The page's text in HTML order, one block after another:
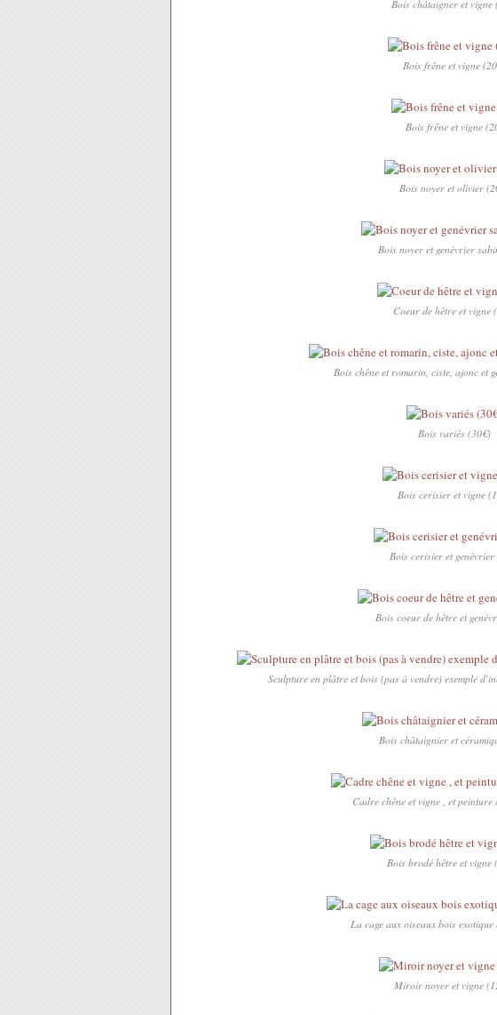
Bois châtaigner et vigne
Bois frêne et vigne
Bois frêne et vigne
Bois noyer et olivier
Bois noyer et genévrier
Coeur de hêtre et vigne
Bois chêne et romarin, ciste, ajonc et
Bois variés (30€)
Bois cerisier et vigne
Bois cerisier et
Bois coeur de hêtre et
Sculpture en plâtre et bois (pas à vendre) exemple
Bois châtaignier et
Cadre chêne et vigne , et
Bois brodé hêtre et vigne
La cage aux oiseaux bois
Miroir noyer et vigne